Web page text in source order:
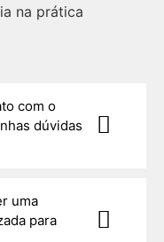
na prática
com o
dúvidas
uma
para